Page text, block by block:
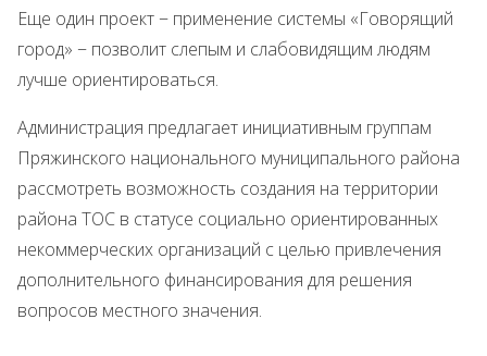
Еще один проект − применение системы «Говорящий
город» − позволит слепым и слабовидящим людям
лучше ориентироваться.
Администрация предлагает инициативным группам
Пряжинского национального муниципального района
рассмотреть возможность создания на территории
района ТОС в статусе социально ориентированных
некоммерческих организаций с целью привлечения
дополнительного финансирования для решения
вопросов местного значения.